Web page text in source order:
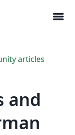
menu
articles
and